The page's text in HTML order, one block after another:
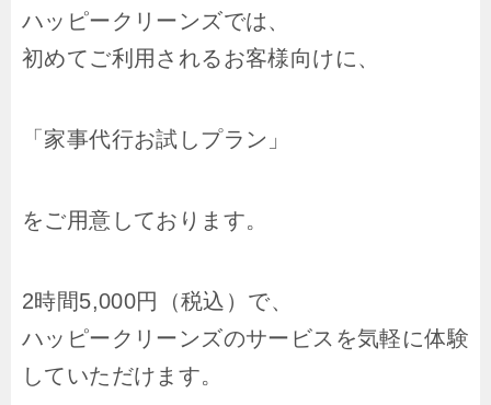
ハッピークリーンズでは、
初めてご利用されるお客様向けに、
「家事代行お試しプラン」
をご用意しております。
2時間5,000円（税込）で、
ハッピークリーンズのサービスを気軽に体験
していただけます。